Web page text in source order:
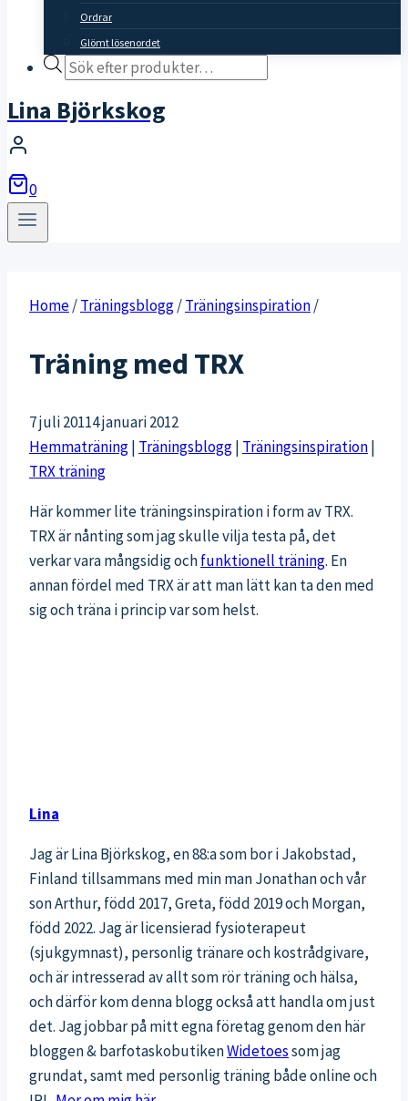
Ordrar
Glömt lösenordet
Products
Lina Björkskog
0
Home/Träningsblogg/Träningsinspiration/
Träning med TRX
7 juli 20114 januari 2012
Hemmaträning| Träningsblogg| Träningsinspiration|
TRX träning
Här kommer lite träningsinspiration i form av TRX.
TRX är nånting som jag skulle vilja testa på, det
verkar vara mångsidig ochfunktionell träning. En
annan fördel med TRX är att man lätt kan ta den med
sig och träna i princip var som helst.
Lina
Jag är Lina Björkskog, en 88:a som bor i Jakobstad,
Finland tillsammans med min man Jonathan och vår
son Arthur, född 2017, Greta, född 2019 och Morgan,
född 2022. Jag är licensierad fysioterapeut
(sjukgymnast), personlig tränare och kostrådgivare,
och är intresserad av allt som rör träning och hälsa,
och därför kom denna blogg också att handla om just
det. Jag jobbar på mitt egna företag genom den här
bloggen & barfotaskobutikenWidetoessom jag
grundat, samt med personlig träning både online och